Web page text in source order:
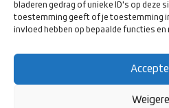
bladeren gedrag of unieke ID's op deze
toestemming geeft of je toestemming
invloed hebben op bepaalde functies